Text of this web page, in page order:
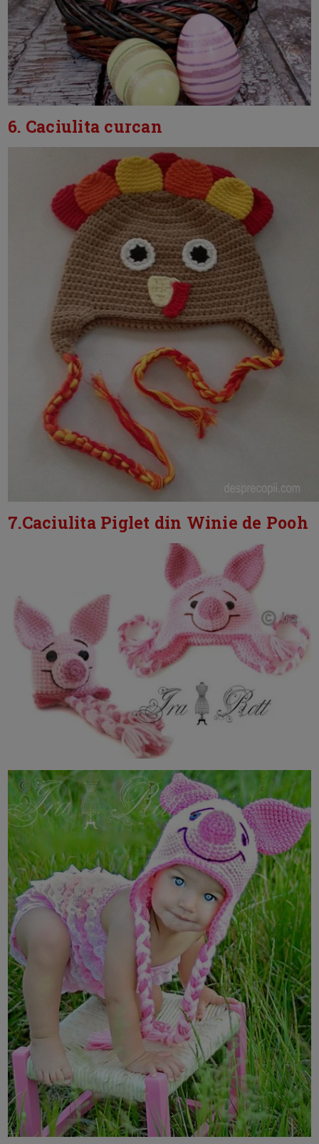
6. Caciulita curcan
7.Caciulita Piglet din Winie de Pooh